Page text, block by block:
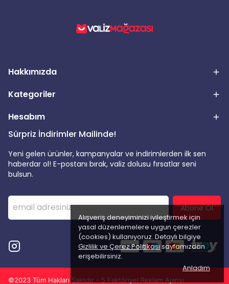
Alışveriş deneyiminizi iyileştirmek için
yasal düzenlemelere uygun çerezler
(cookies) kullanıyoruz. Detaylı bilgiye
Gizlilik ve Çerez Politikası sayfamızdan
erişebilirsiniz.
Anladım
Hakkımızda
Kategoriler
Hesabım
Sürpriz İndirimler Mailinde!
Yeni gelen ürünler, kampanyalar ve indirimlerden ilk sen
haberdar ol! E-postanı bırak, valiz dolusu fırsatlar seni
bulsun.
Abone Ol
©2023 Tüm Hakları Saklıdır - 5 Faktöriyel Reklam Ajansı